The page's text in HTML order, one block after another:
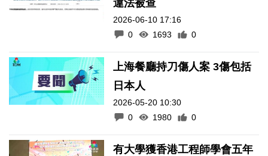
違法被查
2026-06-10 17:16
0
1693 0
上海餐廳持刀傷人案 3傷包括
日本人
2026-05-20 10:30
0
1980 0
有大學獲香港工程師學會五年